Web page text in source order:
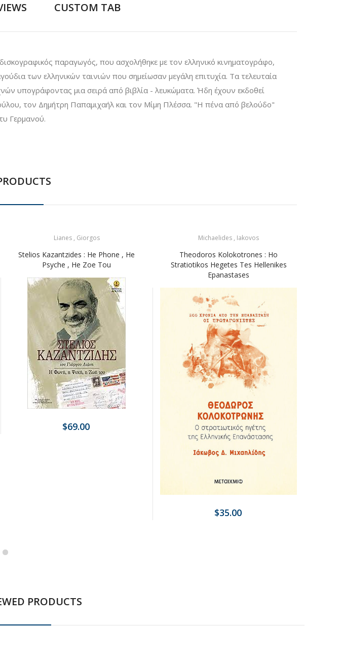
CUSTOM TAB
παραγωγός, που ασχολήθηκε με τον ελληνικό κινηματογράφο,
των ελληνικών ταινιών που σημείωσαν μεγάλη επιτυχία. Τα τελευταία
υπογράφοντας μια σειρά από βιβλία - λευκώματα. Ήδη έχουν εκδοθεί
τον Δημήτρη Παπαμιχαήλ και τον Μίμη Πλέσσα. "Η πένα από βελούδο"
Γερμανού.
Lianes , Giorgos
Stelios Kazantzides : He Phone , He
Psyche , He Zoe Tou
$69.00
Michaelides , Iakovos
Theodoros Kolokotrones : Ho
Stratiotikos Hegetes Tes Hellenikes
Epanastases
$35.00
PRODUCTS